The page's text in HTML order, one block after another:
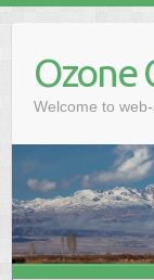
Ozone
Welcome to